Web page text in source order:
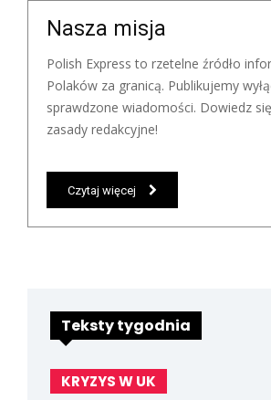
Nasza misja
Polish Express to rzetelne źródło
Polaków za granicą. Publikujemy
sprawdzone wiadomości. Dowiedz
zasady redakcyjne!
Czytaj więcej
Teksty tygodnia
KRYZYS W UK